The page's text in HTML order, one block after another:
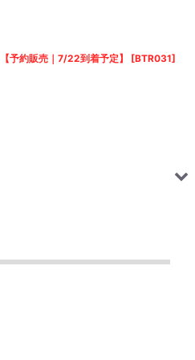
約販売｜7/22到着予定】 [BTR031]